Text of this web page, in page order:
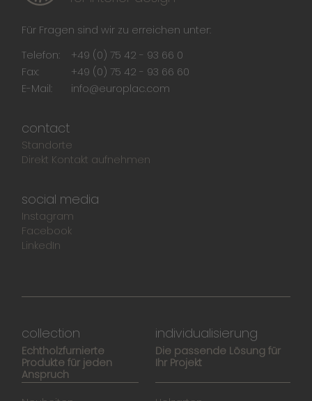
Für Fragen sind wir zu erreichen unter:
Telefon:
+49 (0) 75 42 - 93 66 0
Fax:
+49 (0) 75 42 - 93 66 60
E-Mail:
info@europlac.com
contact
Standorte
Direkt Kontakt aufnehmen
social media
Instagram
Facebook
LinkedIn
collection
Echtholzfurnierte
Produkte für jeden
Anspruch
individualisierung
Die passende Lösung für
Ihr Projekt